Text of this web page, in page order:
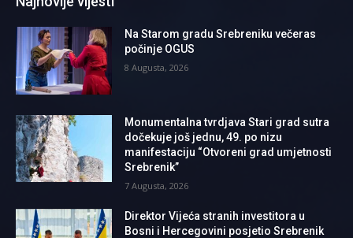
Na Starom gradu Srebreniku večeras
počinje OGUS
8 Augusta, 2026
Monumentalna tvrdjava Stari grad sutra
dočekuje još jednu, 49. po nizu
manifestaciju “Otvoreni grad umjetnosti
Srebrenik”
7 Augusta, 2026
Direktor Vijeća stranih investitora u
Bosni i Hercegovini posjetio Srebrenik